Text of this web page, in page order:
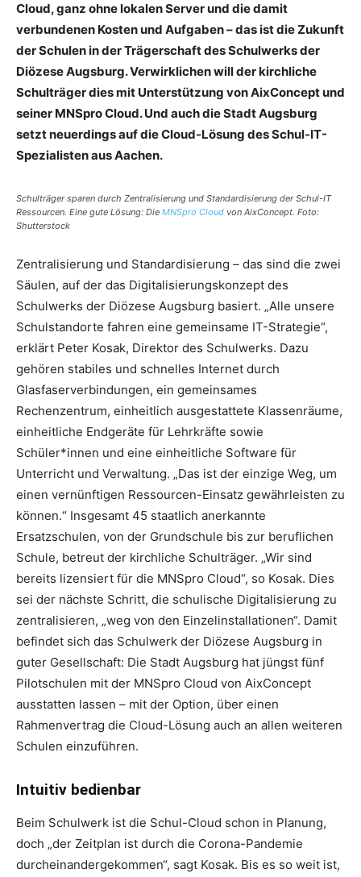
Cloud, ganz ohne lokalen Server und die damit
verbundenen Kosten und Aufgaben – das ist die Zukunft
der Schulen in der Trägerschaft des Schulwerks der
Diözese Augsburg. Verwirklichen will der kirchliche
Schulträger dies mit Unterstützung von AixConcept und
seiner MNSpro Cloud. Und auch die Stadt Augsburg
setzt neuerdings auf die Cloud-Lösung des Schul-IT-
Spezialisten aus Aachen.
Schulträger sparen durch Zentralisierung und Standardisierung der Schul-IT
Ressourcen. Eine gute Lösung: Die MNSpro Cloud von AixConcept. Foto:
Shutterstock
Zentralisierung und Standardisierung – das sind die zwei
Säulen, auf der das Digitalisierungskonzept des
Schulwerks der Diözese Augsburg basiert. „Alle unsere
Schulstandorte fahren eine gemeinsame IT-Strategie“,
erklärt Peter Kosak, Direktor des Schulwerks. Dazu
gehören stabiles und schnelles Internet durch
Glasfaserverbindungen, ein gemeinsames
Rechenzentrum, einheitlich ausgestattete Klassenräume,
einheitliche Endgeräte für Lehrkräfte sowie
Schüler*innen und eine einheitliche Software für
Unterricht und Verwaltung. „Das ist der einzige Weg, um
einen vernünftigen Ressourcen-Einsatz gewährleisten zu
können.“ Insgesamt 45 staatlich anerkannte
Ersatzschulen, von der Grundschule bis zur beruflichen
Schule, betreut der kirchliche Schulträger. „Wir sind
bereits lizensiert für die MNSpro Cloud“, so Kosak. Dies
sei der nächste Schritt, die schulische Digitalisierung zu
zentralisieren, „weg von den Einzelinstallationen“. Damit
befindet sich das Schulwerk der Diözese Augsburg in
guter Gesellschaft: Die Stadt Augsburg hat jüngst fünf
Pilotschulen mit der MNSpro Cloud von AixConcept
ausstatten lassen – mit der Option, über einen
Rahmenvertrag die Cloud-Lösung auch an allen weiteren
Schulen einzuführen.
Intuitiv bedienbar
Beim Schulwerk ist die Schul-Cloud schon in Planung,
doch „der Zeitplan ist durch die Corona-Pandemie
durcheinandergekommen“, sagt Kosak. Bis es so weit ist,